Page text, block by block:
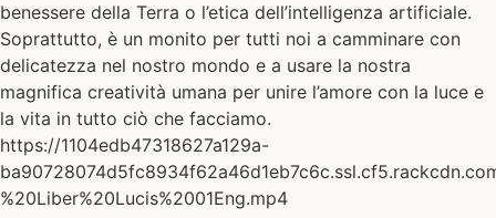
benessere della Terra o l’etica dell’intelligenza artificiale.
Soprattutto, è un monito per tutti noi a camminare con
delicatezza nel nostro mondo e a usare la nostra
magnifica creatività umana per unire l’amore con la luce e
la vita in tutto ciò che facciamo.
https://1104edb47318627a129a-
%20Liber%20Lucis%2001Eng.mp4